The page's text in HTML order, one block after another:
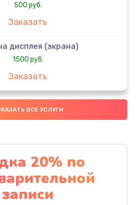
500 руб.
Заказать
дисплея (экрана)
1500 руб.
Заказать
высоты, движения
500 руб.
платы управления
500 руб.
Заказать
ВСЕ УСЛУГИ
20% по
записи